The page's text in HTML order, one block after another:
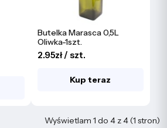
Butelka Marasca 0,5L
Oliwka-1szt.
2.95zł / szt.
Kup teraz
Wyświetlam 1 do 4 z 4 (1 stron)